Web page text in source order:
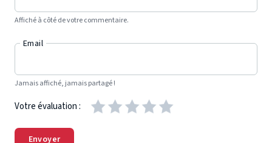
Affiché à côté de votre commentaire.
Email
Jamais affiché, jamais partagé !
Votre évaluation :
Envoyer